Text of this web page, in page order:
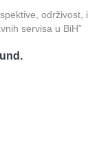
održivost, i
servisa u BiH”